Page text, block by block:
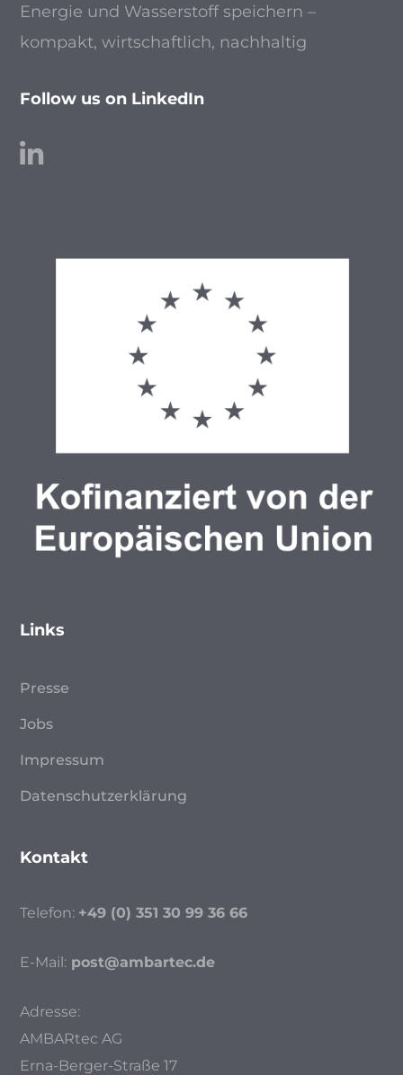
Energie und Wasserstoff speichern –
kompakt, wirtschaftlich, nachhaltig
Follow us on LinkedIn
Links
Presse
Jobs
Impressum
Datenschutzerklärung
Kontakt
Telefon: +49 (0) 351 30 99 36 66
E-Mail: post@ambartec.de
Adresse:
AMBARtec AG
Erna-Berger-Straße 17